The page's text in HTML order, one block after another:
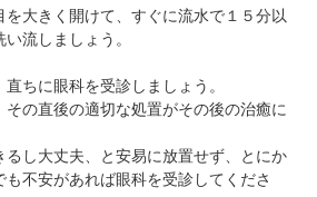
大きく開けて、すぐに流水で１５分以
流しましょう。
ちに眼科を受診しましょう。
その直後の適切な処置がその後の治癒に
し大丈夫、と安易に放置せず、とにか
も不安があれば眼科を受診してくださ